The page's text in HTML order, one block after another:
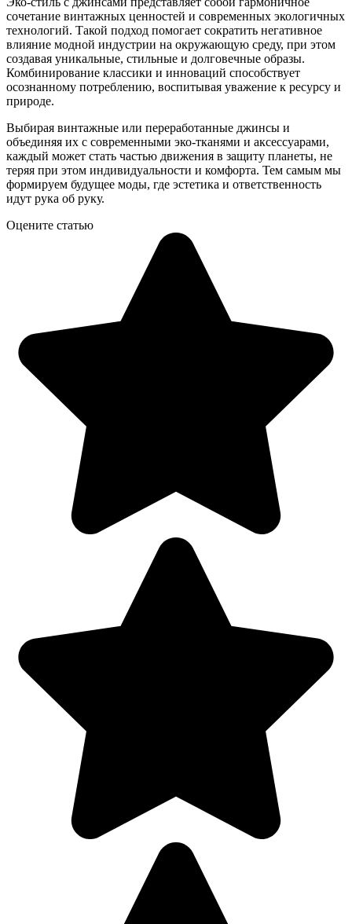
сочетание винтажных ценностей и современных экологичных
технологий. Такой подход помогает сократить негативное
влияние модной индустрии на окружающую среду, при этом
создавая уникальные, стильные и долговечные образы.
Комбинирование классики и инноваций способствует
осознанному потреблению, воспитывая уважение к ресурсу и
природе.
Выбирая винтажные или переработанные джинсы и
объединяя их с современными эко-тканями и аксессуарами,
каждый может стать частью движения в защиту планеты, не
теряя при этом индивидуальности и комфорта. Тем самым мы
формируем будущее моды, где эстетика и ответственность
идут рука об руку.
Оцените статью